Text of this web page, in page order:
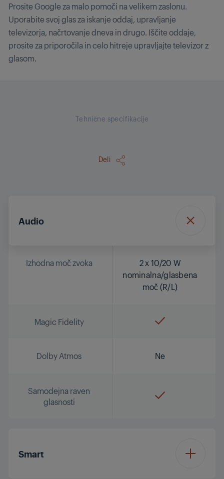
Prosite Google za malo pomoči na velikem zaslonu.
Uporabite svoj glas za iskanje oddaj, upravljanje
televizorja, načrtovanje dneva in drugo. Iščite oddaje,
prosite za priporočila in celo hitreje upravljajte televizor z
glasom.
Tehnične specifikacije
Deli
Audio
Izhodna moč zvoka
2 x 10/20 W
nominalna/glasbena
moč (R/L)
Magic Fidelity
Dolby Atmos Ne
Samodejna raven
glasnosti
Smart